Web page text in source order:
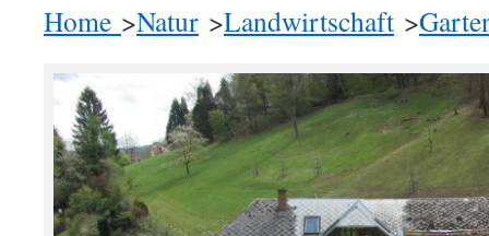
Home >Natur >Landwirtschaft >